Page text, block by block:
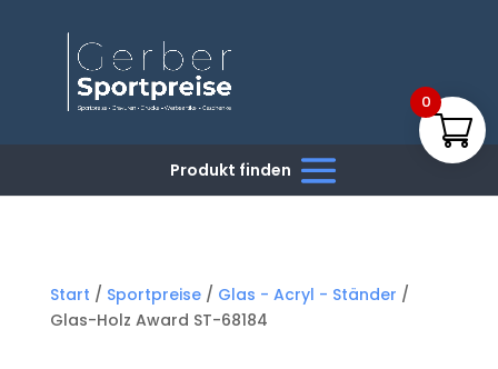
Start / Sportpreise/ Glas - Acryl - Ständer /
Glas-Holz Award ST-68184
0